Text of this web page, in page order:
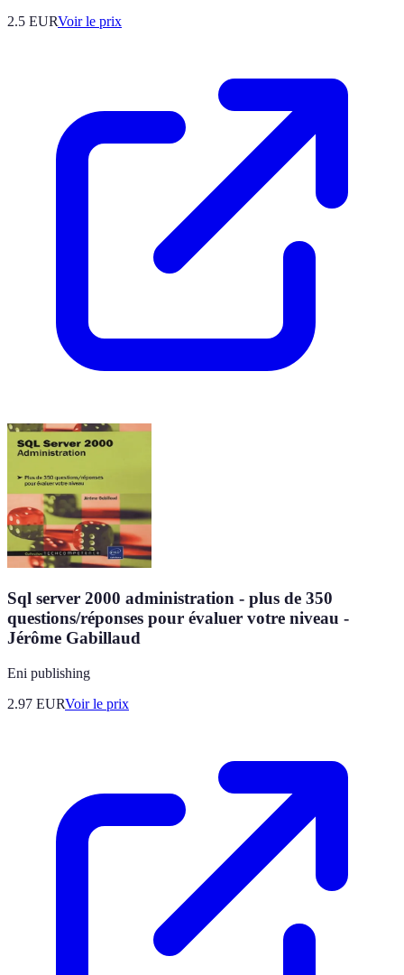
2.5 EURVoir le prix
Sql server 2000 administration - plus de 350
questions/réponses pour évaluer votre niveau -
Jérôme Gabillaud
Eni publishing
2.97 EURVoir le prix